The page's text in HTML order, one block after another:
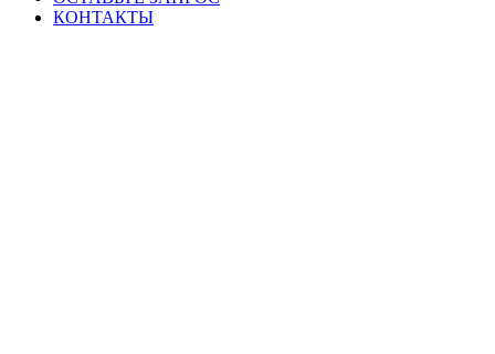
КОНТАКТЫ